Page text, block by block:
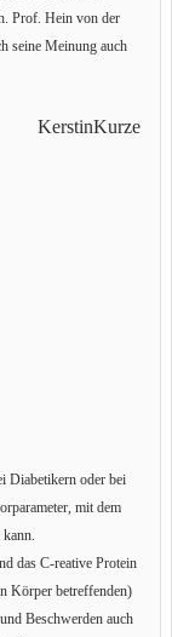
Prof. Hein von der
seine Meinung auch
KerstinKurze
Diabetikern oder bei
mit dem
das C-reative Protein
Körper betreffenden)
Beschwerden auch